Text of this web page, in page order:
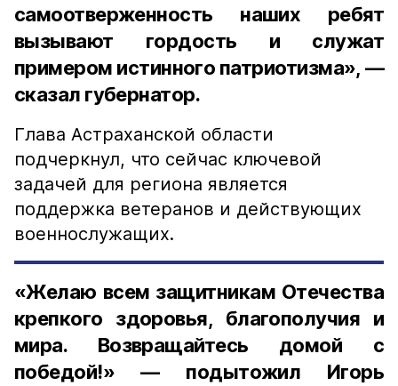
самоотверженность наших ребят
вызывают гордость и служат
примером истинного патриотизма», —
сказал губернатор.
Глава Астраханской области
подчеркнул, что сейчас ключевой
задачей для региона является
поддержка ветеранов и действующих
военнослужащих.
«Желаю всем защитникам Отечества
крепкого здоровья, благополучия и
мира. Возвращайтесь домой с
победой!» — подытожил Игорь